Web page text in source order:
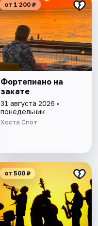
от 1 200 ₽
Фортепиано на
закате
31 августа 2026 •
понедельник
Хоста Спот
от 500 ₽